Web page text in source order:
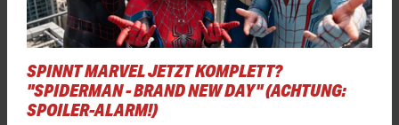
SPINNT MARVEL JETZT KOMPLETT?
"SPIDERMAN - BRAND NEW DAY" (ACHTUNG:
SPOILER-ALARM!)